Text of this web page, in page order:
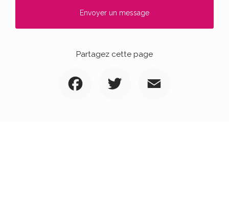
Envoyer un message
Partagez cette page